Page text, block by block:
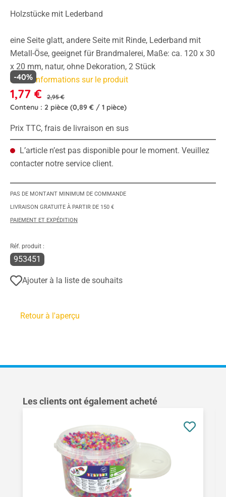
Holzstücke mit Lederband
eine Seite glatt, andere Seite mit Rinde, Lederband mit
Metall-Öse, geeignet für Brandmalerei, Maße: ca. 120 x 30
x 20 mm, natur, ohne Dekoration, 2 Stück
Plus d'informations sur le produit
1,77 € 2,95 €
-40%
Contenu : 2 pièce (0,89 € / 1 pièce)
Prix TTC, frais de livraison en sus
L’article n’est pas disponible pour le moment. Veuillez
contacter notre service client.
PAS DE MONTANT MINIMUM DE COMMANDE
LIVRAISON GRATUITE À PARTIR DE 150 €
PAIEMENT ET EXPÉDITION
Réf. produit :
953451
Ajouter à la liste de souhaits
Retour à l'aperçu
Ignorer la galerie de produits
Les clients ont également acheté